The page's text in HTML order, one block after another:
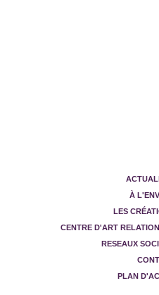
À
LES
CENTRE D'ART
RESEAUX
PLAN